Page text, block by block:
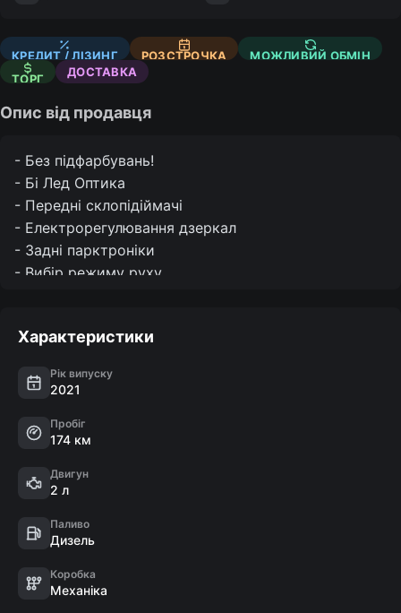
КРЕДИТ / ЛІЗИНГ РОЗСТРОЧКА
МОЖЛИВИЙ ОБМІН
ТОРГ
ДОСТАВКА
Опис від продавця
- Без підфарбувань!
- Бі Лед Оптика
- Передні склопідіймачі
- Електрорегулювання дзеркал
- Задні парктроніки
- Вибір режиму руху
- Беключовий доступ
- Камера заднього виду
- Кондиціонер
- Drive Eco
- Датчики дощу
- Датчик світла
- Навігація картами України
Характеристики
Рік випуску
2021
Пробіг
174 км
Двигун
2 л
Паливо
Дизель
Коробка
Механіка